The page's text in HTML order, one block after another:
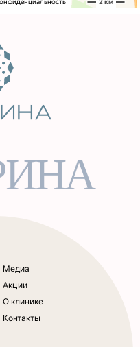
Медиа
Акции
О клинике
Контакты